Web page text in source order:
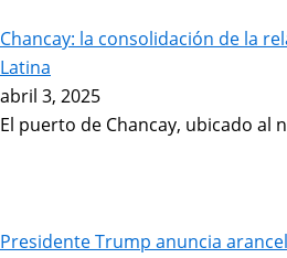
Chancay: la consolidación de la
Latina
abril 3, 2025
El puerto de Chancay, ubicado al
Presidente Trump anuncia